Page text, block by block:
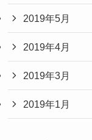
2019年5月
2019年4月
2019年3月
2019年1月